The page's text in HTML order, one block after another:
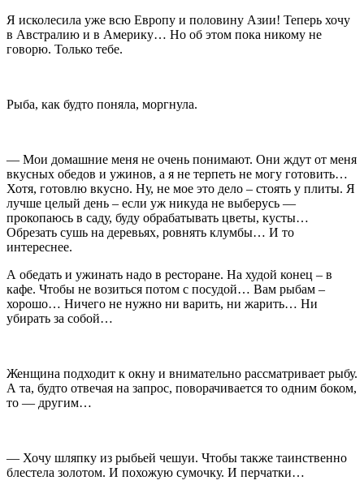
Я исколесила уже всю Европу и половину Азии! Теперь хочу
в Австралию и в Америку… Но об этом пока никому не
говорю. Только тебе.
Рыба, как будто поняла, моргнула.
— Мои домашние меня не очень понимают. Они ждут от меня
вкусных обедов и ужинов, а я не терпеть не могу готовить…
Хотя, готовлю вкусно. Ну, не мое это дело – стоять у плиты. Я
лучше целый день – если уж никуда не выберусь —
прокопаюсь в саду, буду обрабатывать цветы, кусты…
Обрезать сушь на деревьях, ровнять клумбы… И то
интереснее.
А обедать и ужинать надо в ресторане. На худой конец – в
кафе. Чтобы не возиться потом с посудой… Вам рыбам –
хорошо… Ничего не нужно ни варить, ни жарить… Ни
убирать за собой…
Женщина подходит к окну и внимательно рассматривает рыбу.
А та, будто отвечая на запрос, поворачивается то одним боком,
то — другим…
— Хочу шляпку из рыбьей чешуи. Чтобы также таинственно
блестела золотом. И похожую сумочку. И перчатки…